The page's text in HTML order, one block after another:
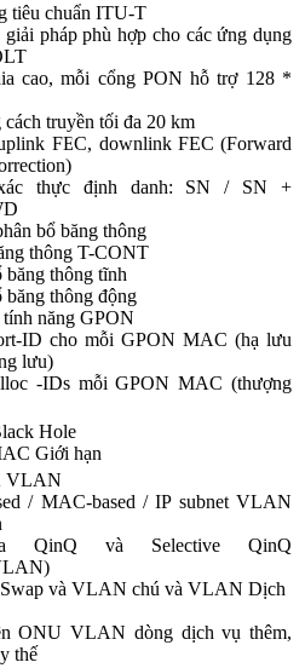
tiêu chuẩn ITU-T
pháp phù hợp cho các ứng dụng
cao, mỗi cổng PON hỗ trợ 128 *
cách truyền tối đa 20 km
FEC, downlink FEC (Forward
thực định danh: SN / SN +
bổ băng thông
thông T-CONT
băng thông tĩnh
băng thông động
tính năng GPON
ID cho mỗi GPON MAC (hạ lưu
lưu)
-IDs mỗi GPON MAC (thượng
Hole
Giới hạn
VLAN
/ MAC-based / IP subnet VLAN
QinQ và Selective QinQ
và VLAN chú và VLAN Dịch
ONU VLAN dòng dịch vụ thêm,
thế